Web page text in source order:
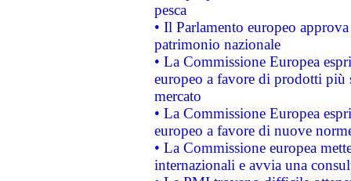
pesca
• Il Parlamento europeo
patrimonio nazionale
• La Commissione Europea
europeo a favore di prodotti
mercato
• La Commissione Europea
europeo a favore di nuove
• La Commissione europea
internazionali e avvia una